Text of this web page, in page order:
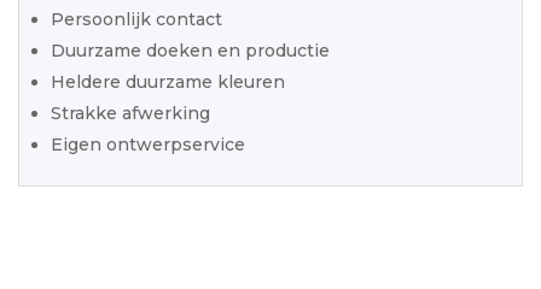
Persoonlijk contact
Duurzame doeken en productie
Heldere duurzame kleuren
Strakke afwerking
Eigen ontwerpservice